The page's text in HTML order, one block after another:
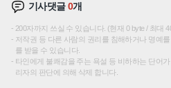
기사댓글0개
200자까지 쓰실 수 있습니다. (현재 0 byte / 최대
저작권 등 다른 사람의 권리를 침해하거나 명예
를 받을 수 있습니다.
타인에게 불쾌감을 주는 욕설 등 비하하는 단어
리자의 판단에 의해 삭제 합니다.